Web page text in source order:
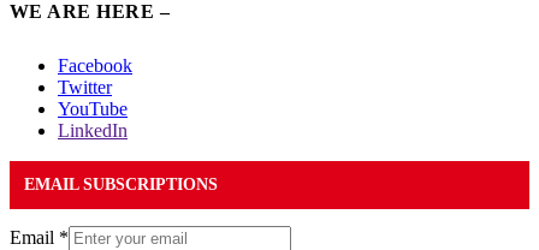
WE ARE HERE –
Facebook
Twitter
YouTube
LinkedIn
EMAIL SUBSCRIPTIONS
Email *